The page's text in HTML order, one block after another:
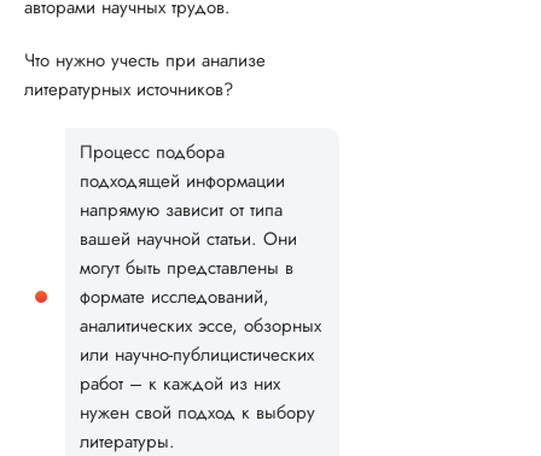
авторами научных трудов.
Что нужно учесть при анализе
литературных источников?
Процесс подбора
подходящей информации
напрямую зависит от типа
вашей научной статьи. Они
могут быть представлены в
формате исследований,
аналитических эссе, обзорных
или научно-публицистических
работ – к каждой из них
нужен свой подход к выбору
литературы.